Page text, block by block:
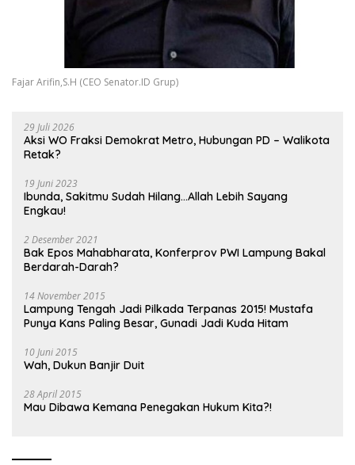
Fajar Arifin,S.H (CEO Senator.ID Grup)
29 Juli 2026
Aksi WO Fraksi Demokrat Metro, Hubungan PD – Walikota
Retak?
19 Juni 2023
Ibunda, Sakitmu Sudah Hilang…Allah Lebih Sayang
Engkau!
2 Desember 2021
Bak Epos Mahabharata, Konferprov PWI Lampung Bakal
Berdarah-Darah?
14 November 2015
Lampung Tengah Jadi Pilkada Terpanas 2015! Mustafa
Punya Kans Paling Besar, Gunadi Jadi Kuda Hitam
10 Juni 2015
Wah, Dukun Banjir Duit
28 April 2015
Mau Dibawa Kemana Penegakan Hukum Kita?!